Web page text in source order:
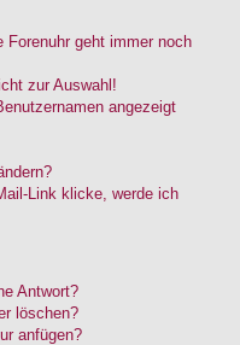
Forenuhr geht immer noch
zur Auswahl!
angezeigt
Link klicke, werde ich
Antwort?
löschen?
anfügen?